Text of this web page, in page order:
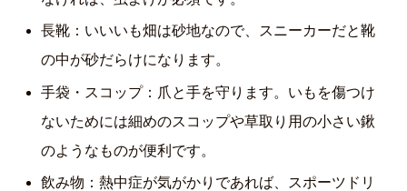
長靴：いいいも畑は砂地なので、スニーカーだと靴
の中が砂だらけになります。
手袋・スコップ：爪と手を守ります。いもを傷つけ
ないためには細めのスコップや草取り用の小さい鍬
のようなものが便利です。
飲み物：熱中症が気がかりであれば、スポーツドリ